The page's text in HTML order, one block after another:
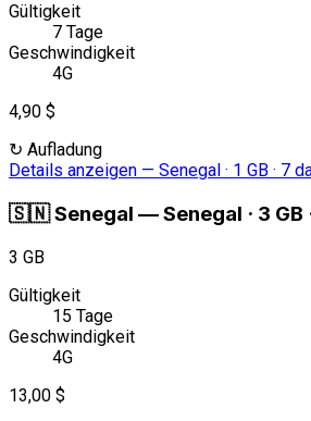
Gültigkeit
7 Tage
Geschwindigkeit
4G
4,90 $
↻ Aufladung
Details anzeigen — Senegal · 1 GB · 7
🇸🇳Senegal —Senegal · 3 GB
3 GB
Gültigkeit
15 Tage
Geschwindigkeit
4G
13,00 $